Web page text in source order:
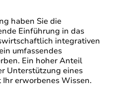
haben Sie die
Einführung in das
integrativen
umfassendes
Ein hoher Anteil
Unterstützung eines
erworbenes Wissen.